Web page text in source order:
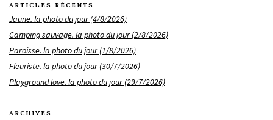
ARTICLES RÉCENTS
Jaune. la photo du jour (4/8/2026)
Camping sauvage. la photo du jour (2/8/2026)
Paroisse. la photo du jour (1/8/2026)
Fleuriste. la photo du jour (30/7/2026)
Playground love. la photo du jour (29/7/2026)
ARCHIVES